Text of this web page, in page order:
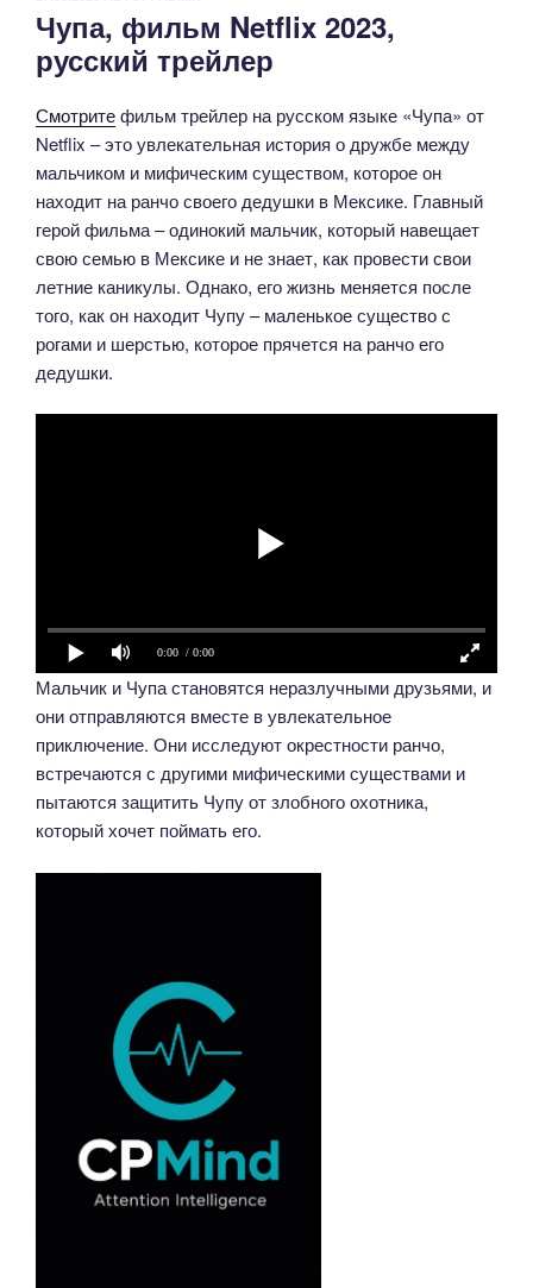
Чупа, фильм Netflix 2023,
русский трейлер
Смотритефильм трейлер на русском языке «Чупа» от
Netflix – это увлекательная история о дружбе между
мальчиком и мифическим существом, которое он
находит на ранчо своего дедушки в Мексике. Главный
герой фильма – одинокий мальчик, который навещает
свою семью в Мексике и не знает, как провести свои
летние каникулы. Однако, его жизнь меняется после
того, как он находит Чупу – маленькое существо с
рогами и шерстью, которое прячется на ранчо его
дедушки.
0:00 / 0:00
Мальчик и Чупа становятся неразлучными друзьями, и
они отправляются вместе в увлекательное
приключение. Они исследуют окрестности ранчо,
встречаются с другими мифическими существами и
пытаются защитить Чупу от злобного охотника,
который хочет поймать его.